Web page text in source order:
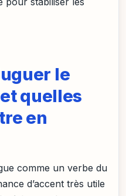
le
quelles
en
comme un verbe du
d’accent très utile